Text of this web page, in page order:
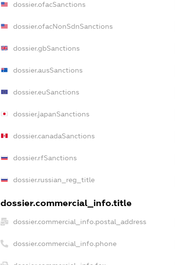
dossier.ofacSanctions
dossier.ofacNonSdnSanctions
dossier.gbSanctions
dossier.ausSanctions
dossier.euSanctions
dossier.japanSanctions
dossier.canadaSanctions
dossier.rfSanctions
dossier.russian_reg_title
dossier.commercial_info.title
dossier.commercial_info.postal_address
dossier.commercial_info.phone